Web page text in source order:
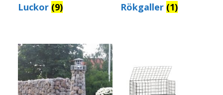
Luckor (9) Rökgaller (1)